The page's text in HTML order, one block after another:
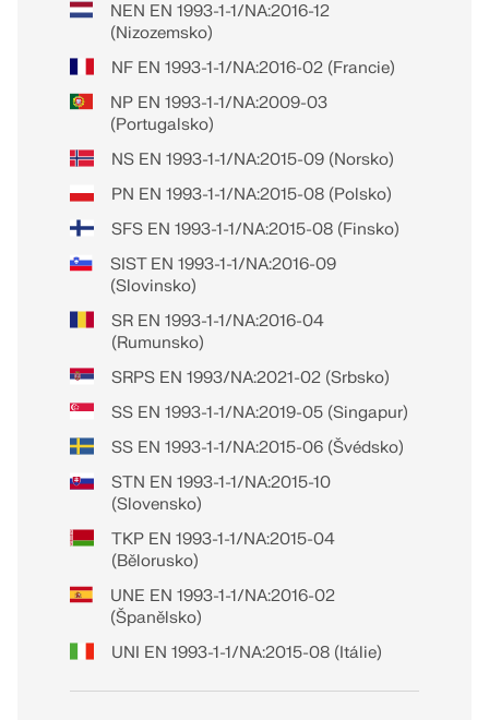
NEN EN 1993-1-1/NA:2016-12
(Nizozemsko)
NF EN 1993-1-1/NA:2016-02 (Francie)
NP EN 1993-1-1/NA:2009-03
(Portugalsko)
NS EN 1993-1-1/NA:2015-09 (Norsko)
PN EN 1993-1-1/NA:2015-08 (Polsko)
SFS EN 1993-1-1/NA:2015-08 (Finsko)
SIST EN 1993-1-1/NA:2016-09
(Slovinsko)
SR EN 1993-1-1/NA:2016-04
(Rumunsko)
SRPS EN 1993/NA:2021-02 (Srbsko)
SS EN 1993-1-1/NA:2019-05 (Singapur)
SS EN 1993-1-1/NA:2015-06 (Švédsko)
STN EN 1993-1-1/NA:2015-10
(Slovensko)
TKP EN 1993-1-1/NA:2015-04
(Bělorusko)
UNE EN 1993-1-1/NA:2016-02
(Španělsko)
UNI EN 1993-1-1/NA:2015-08 (Itálie)